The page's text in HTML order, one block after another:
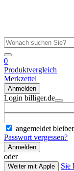
0
Produktvergleich
Merkzettel
Anmelden
Login billiger.de
angemeldet
Passwort vergessen?
Anmelden
oder
Weiter mit Apple
Sie